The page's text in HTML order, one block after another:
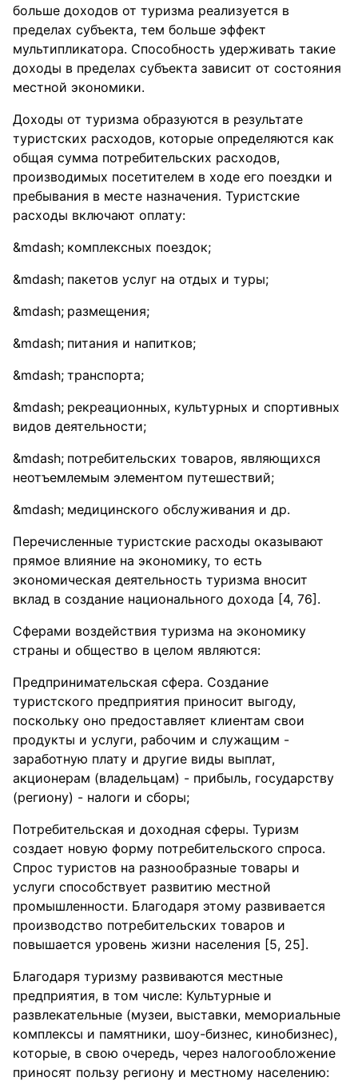
больше доходов от туризма реализуется в
пределах субъекта, тем больше эффект
мультипликатора. Способность удерживать такие
доходы в пределах субъекта зависит от состояния
местной экономики.
Доходы от туризма образуются в результате
туристских расходов, которые определяются как
общая сумма потребительских расходов,
производимых посетителем в ходе его поездки и
пребывания в месте назначения. Туристские
расходы включают оплату:
комплексных поездок;
пакетов услуг на отдых и туры;
размещения;
питания и напитков;
транспорта;
рекреационных, культурных и спортивных
видов деятельности;
потребительских товаров, являющихся
неотъемлемым элементом путешествий;
медицинского обслуживания и др.
Перечисленные туристские расходы оказывают
прямое влияние на экономику, то есть
экономическая деятельность туризма вносит
вклад в создание национального дохода [4, 76].
Сферами воздействия туризма на экономику
страны и общество в целом являются:
Предпринимательская сфера. Создание
туристского предприятия приносит выгоду,
поскольку оно предоставляет клиентам свои
продукты и услуги, рабочим и служащим -
заработную плату и другие виды выплат,
акционерам (владельцам) - прибыль, государству
(региону) - налоги и сборы;
Потребительская и доходная сферы. Туризм
создает новую форму потребительского спроса.
Спрос туристов на разнообразные товары и
услуги способствует развитию местной
промышленности. Благодаря этому развивается
производство потребительских товаров и
повышается уровень жизни населения [5, 25].
Благодаря туризму развиваются местные
предприятия, в том числе: Культурные и
развлекательные (музеи, выставки, мемориальные
комплексы и памятники, шоу-бизнес, кинобизнес),
которые, в свою очередь, через налогообложение
приносят пользу региону и местному населению: